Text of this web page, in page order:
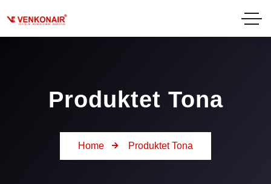
Produktet Tona
Home Produktet Tona